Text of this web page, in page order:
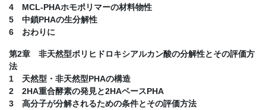
4 MCL-PHAホモポリマーの材料物性
5 中鎖PHAの生分解性
6 おわりに
第2章 非天然型ポリヒドロキシアルカン酸の分解性とその評価方
法
1 天然型・非天然型PHAの構造
2 2HA重合酵素の発見と2HAベースPHA
3 高分子が分解されるための条件とその評価方法